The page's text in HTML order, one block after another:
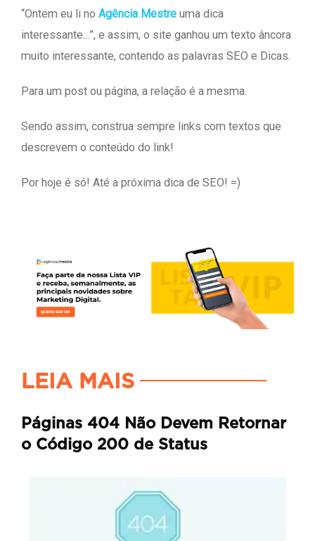
“Ontem eu li no Agência Mestre uma dica
interessante…”, e assim, o site ganhou um texto âncora
muito interessante, contendo as palavras SEO e Dicas.
Para um post ou página, a relação é a mesma.
Sendo assim, construa sempre links com textos que
descrevem o conteúdo do link!
Por hoje é só! Até a próxima dica de SEO! =)
LEIA MAIS
Páginas 404 Não Devem Retornar
o Código 200 de Status